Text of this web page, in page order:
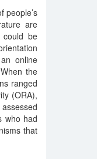
people’s
are
could be
online
the
ranged
(ORA),
who had
that